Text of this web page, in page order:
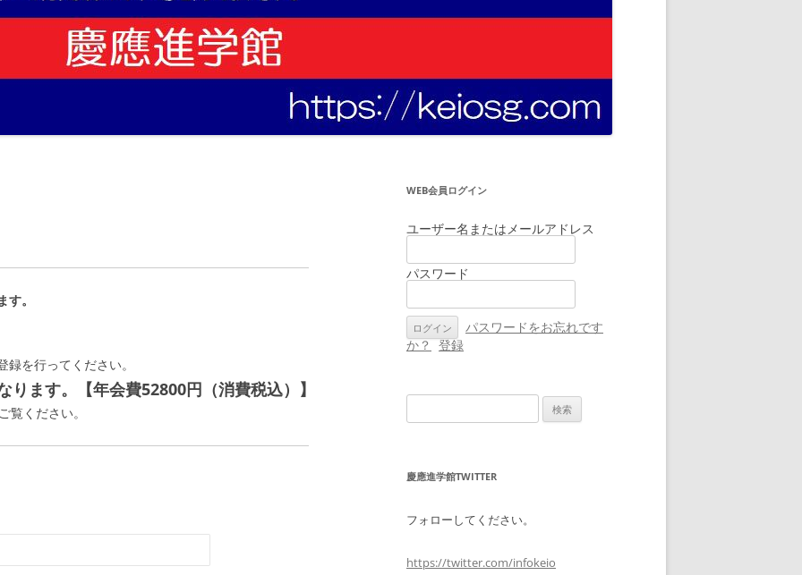
。
を行ってください。
ます。【年会費52800円（消費税込）】
覧ください。
WEB会員ログイン
ユーザー名またはメールアドレス
パスワード
パスワードをお忘れです
か？ 登録
索:
慶應進学館TWITTER
フォローしてください。
https://twitter.com/infokeio